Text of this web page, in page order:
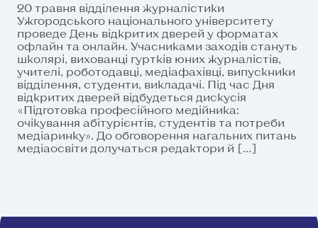
20 травня відділення журналістики
Ужгородського національного університету
проведе День відкритих дверей у форматах
офлайн та онлайн. Учасниками заходів стануть
школярі, вихованці гуртків юних журналістів,
учителі, роботодавці, медіафахівці, випускники
відділення, студенти, викладачі. Під час Дня
відкритих дверей відбудеться дискусія
«Підготовка професійного медійника:
очікування абітурієнтів, студентів та потреби
медіаринку». До обговорення нагальних питань
медіаосвіти долучаться редактори й […]